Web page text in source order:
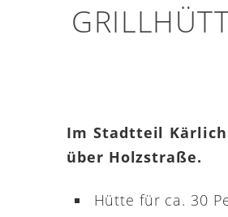
Im Stadtteil
über Holzstraße.
Hütte für ca. 30